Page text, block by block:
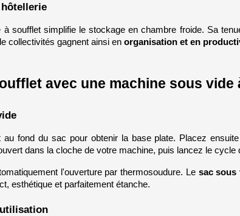
soufflet simplifie le stockage en chambre froide. Sa
collectivités gagnent ainsi en organisation et en
avec une machine sous vide
fond du sac pour obtenir la base plate. Placez
dans la cloche de votre machine, puis lancez le cycle
l'ouverture par thermosoudure. Le sac sous
esthétique et parfaitement étanche.